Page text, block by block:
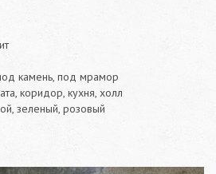
камень, под мрамор
коридор, кухня, холл
зеленый, розовый